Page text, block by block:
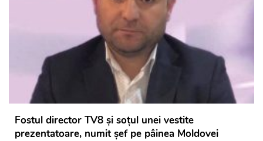
Fostul director TV8 și soțul unei vestite
prezentatoare, numit șef pe pâinea Moldovei